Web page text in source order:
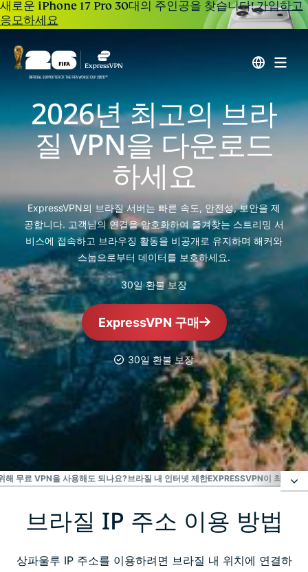
새로운 iPhone 17 Pro 30대의 주인공을 찾습니다!가입하고
응모하세요
2026년 최고의 브라
질 VPN을 다운로드
하세요
ExpressVPN의 브라질 서버는 빠른 속도, 안전성, 보안을 제
공합니다. 고객님의 연결을 암호화하여 즐겨찾는 스트리밍 서
비스에 접속하고 브라우징 활동을 비공개로 유지하며 해커와
스눕으로부터 데이터를 보호하세요.
30일 환불 보장
ExpressVPN 구매
30일 환불 보장
가장 신뢰받는 VPN
최고의 브라질 VPN
해 무료 VPN을 사용해도 되나요?브라질 내 인터넷 제한EXPRESSVPN이 최고의
브라질 IP 주소 이용 방법
브라질에서 VPN을 사용해야 하는 이유
브라질 IP 주소 이용 방법
상파울루 IP 주소를 이용하려면 브라질 내 위치에 연결하